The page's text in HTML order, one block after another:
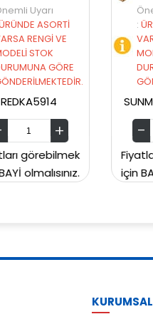
Önemli Uyarı
:ÜRÜNDE ASORTİ
VARSA RENGİ VE
MODELİ STOK
DURUMUNA GÖRE
GÖNDERİLMEKTEDİR.
SUNMAN00006049
Fiyatları görebilmek
için BAYİ olmalısınız.
KURUMSAL